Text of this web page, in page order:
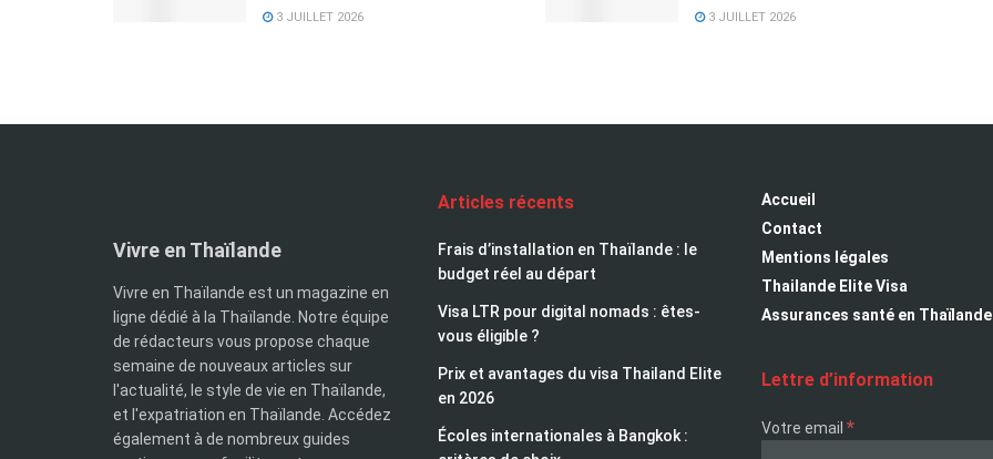
3 JUILLET 2026 3 JUILLET 2026
Vivre en Thaïlande
Vivre en Thaïlande est un magazine en
ligne dédié à la Thaïlande. Notre équipe
de rédacteurs vous propose chaque
semaine de nouveaux articles sur
l'actualité, le style de vie en Thaïlande,
et l'expatriation en Thaïlande. Accédez
également à de nombreux guides
Articles récents
Frais d’installation en Thaïlande : le
budget réel au départ
Visa LTR pour digital nomads : êtes-
vous éligible ?
Prix et avantages du visa Thailand Elite
en 2026
Écoles internationales à Bangkok :
Accueil
Contact
Mentions légales
Thailande Elite Visa
Assurances santé en Thaïlande
Lettre d’information
Votre email *